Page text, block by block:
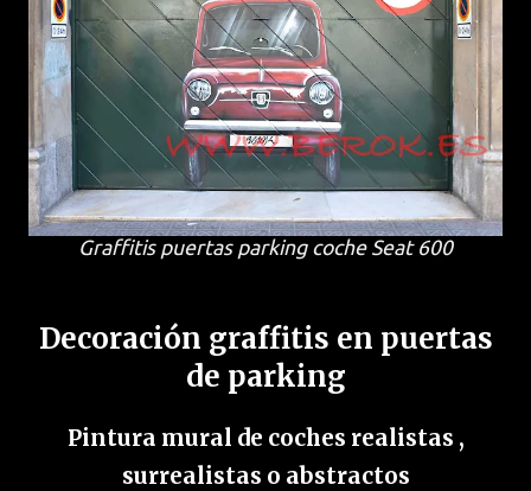
Graffitis puertas parking coche Seat 600
Decoración graffitis en puertas
de parking
Pintura mural de coches realistas ,
surrealistas o abstractos